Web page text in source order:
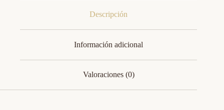
Descripción
Información adicional
Valoraciones (0)